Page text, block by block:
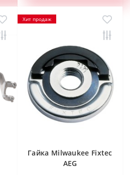
Хит продаж
Гайка Milwaukee Fixtec
AEG